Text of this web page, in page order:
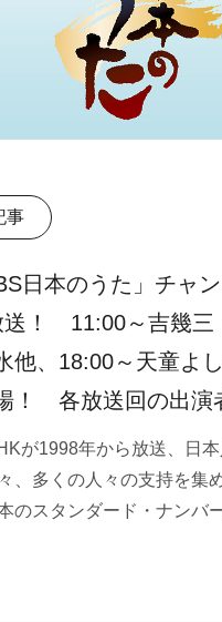
事
日本のうた」チャ
送！ 11:00～吉幾三
他、18:00～天童よ
！ 各放送回の出演
が1998年から放送、日
、多くの人々の支持を集
のスタンダード・ナンバ